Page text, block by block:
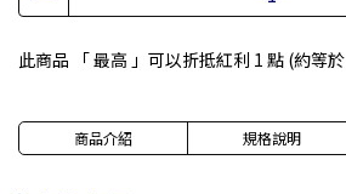
此商品 「 最高 」可以折抵紅利 1 點 (約等於
商品介紹 規格說明